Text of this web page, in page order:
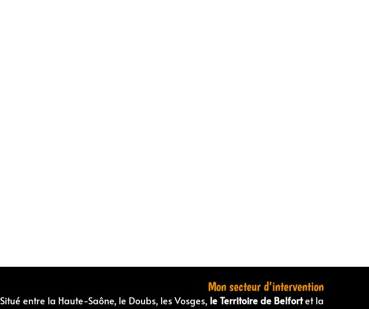
Mon secteur d’intervention
Situé entre la Haute-Saône, le Doubs, les Vosges, le Territoire de Belfortet la